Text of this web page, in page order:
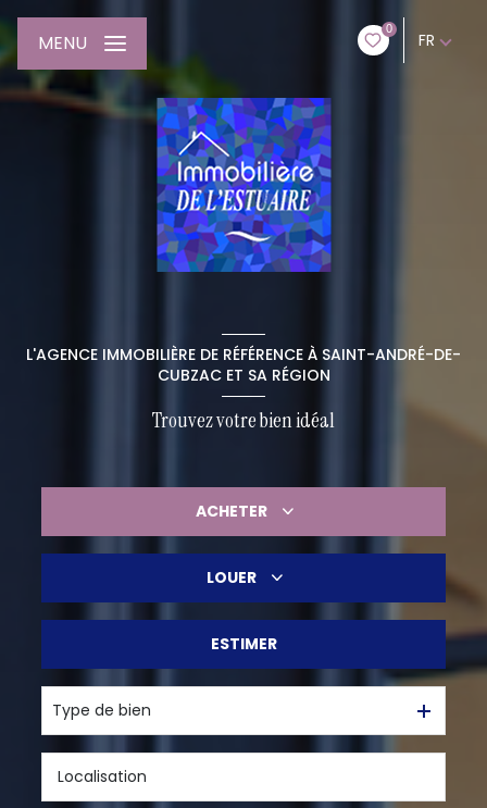
0
FR
MENU
L'AGENCE IMMOBILIÈRE DE RÉFÉRENCE À SAINT-ANDRÉ-DE-
CUBZAC ET SA RÉGION
Trouvez votre bien idéal
ACHETER
De l'immo pro
LOUER
ESTIMER
Type de bien